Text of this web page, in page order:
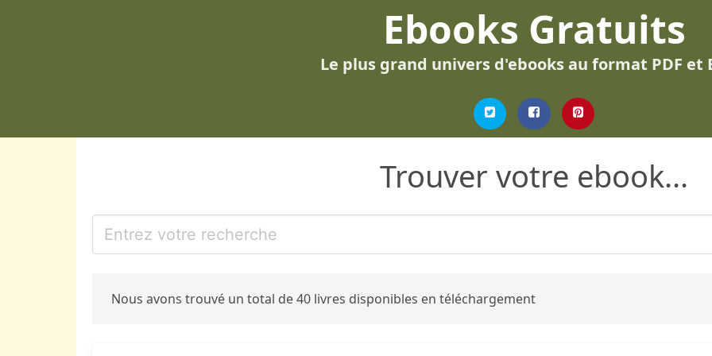
Ebooks Gratuits
Le plus grand univers d'ebooks au format PDF et
Trouver votre ebook...
Nous avons trouvé un total de 40 livres disponibles en téléchargement